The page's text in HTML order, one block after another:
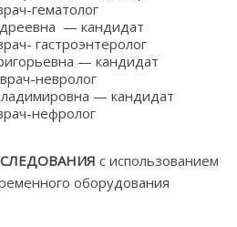
гематолог
— кандидат
гастроэнтеролог
— кандидат
невролог
— кандидат
нефролог
с использованием
оборудования